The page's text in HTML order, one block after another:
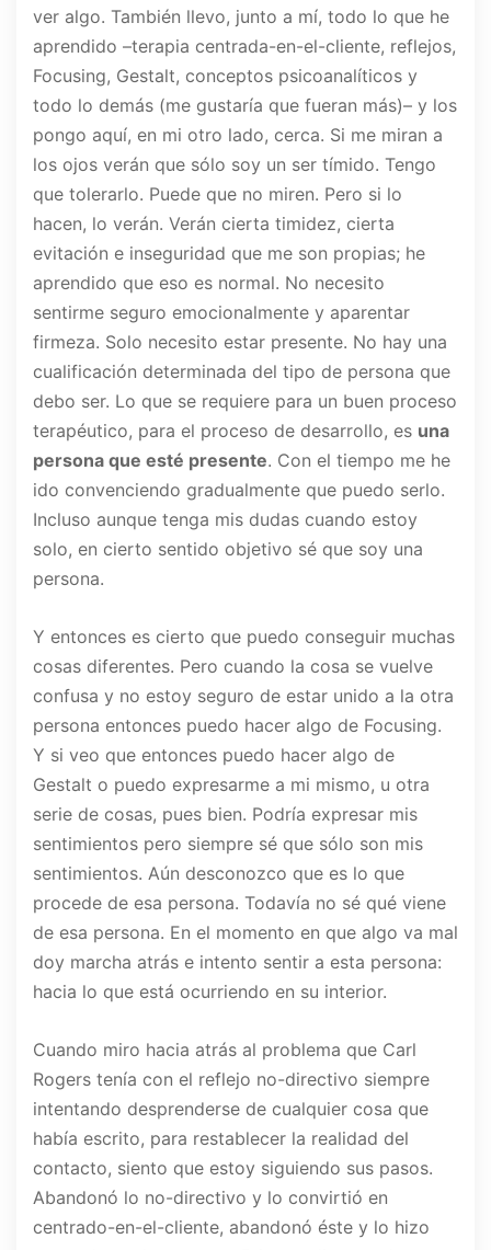
ver algo. También llevo, junto a mí, todo lo que he
aprendido –terapia centrada-en-el-cliente, reflejos,
Focusing, Gestalt, conceptos psicoanalíticos y
todo lo demás (me gustaría que fueran más)– y los
pongo aquí, en mi otro lado, cerca. Si me miran a
los ojos verán que sólo soy un ser tímido. Tengo
que tolerarlo. Puede que no miren. Pero si lo
hacen, lo verán. Verán cierta timidez, cierta
evitación e inseguridad que me son propias; he
aprendido que eso es normal. No necesito
sentirme seguro emocionalmente y aparentar
firmeza. Solo necesito estar presente. No hay una
cualificación determinada del tipo de persona que
debo ser. Lo que se requiere para un buen proceso
terapéutico, para el proceso de desarrollo, es una
persona que esté presente. Con el tiempo me he
ido convenciendo gradualmente que puedo serlo.
Incluso aunque tenga mis dudas cuando estoy
solo, en cierto sentido objetivo sé que soy una
persona.
Y entonces es cierto que puedo conseguir muchas
cosas diferentes. Pero cuando la cosa se vuelve
confusa y no estoy seguro de estar unido a la otra
persona entonces puedo hacer algo de Focusing.
Y si veo que entonces puedo hacer algo de
Gestalt o puedo expresarme a mi mismo, u otra
serie de cosas, pues bien. Podría expresar mis
sentimientos pero siempre sé que sólo son mis
sentimientos. Aún desconozco que es lo que
procede de esa persona. Todavía no sé qué viene
de esa persona. En el momento en que algo va mal
doy marcha atrás e intento sentir a esta persona:
hacia lo que está ocurriendo en su interior.
Cuando miro hacia atrás al problema que Carl
Rogers tenía con el reflejo no-directivo siempre
intentando desprenderse de cualquier cosa que
había escrito, para restablecer la realidad del
contacto, siento que estoy siguiendo sus pasos.
Abandonó lo no-directivo y lo convirtió en
centrado-en-el-cliente, abandonó éste y lo hizo